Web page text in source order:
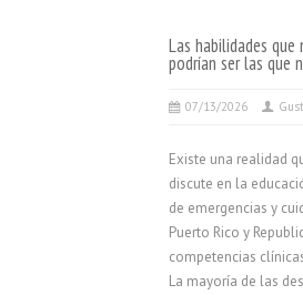
Las habilidades
podrían ser las que
07/13/2026
Existe una realidad
discute en la
de emergencias y
Puerto Rico y
competencias
La mayoría de las